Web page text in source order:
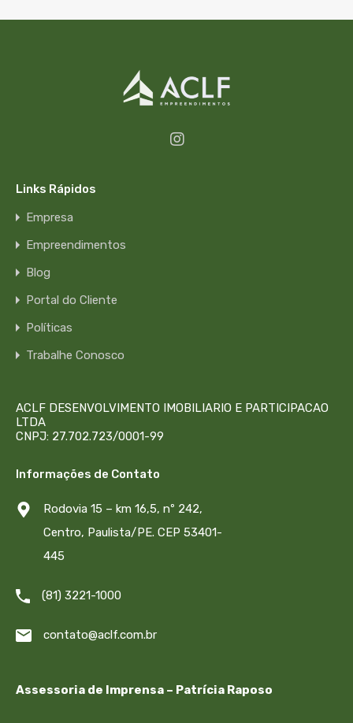
Links Rápidos
Empresa
Empreendimentos
Blog
Portal do Cliente
Políticas
Trabalhe Conosco
ACLF DESENVOLVIMENTO IMOBILIARIO E PARTICIPACAO
LTDA
CNPJ: 27.702.723/0001-99
Informações de Contato
Rodovia 15 – km 16,5, nº 242,
Centro, Paulista/PE. CEP 53401-
445
(81) 3221-1000
contato@aclf.com.br
Assessoria de Imprensa – Patrícia Raposo